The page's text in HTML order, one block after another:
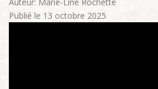
Publié le 13 octobre 2025